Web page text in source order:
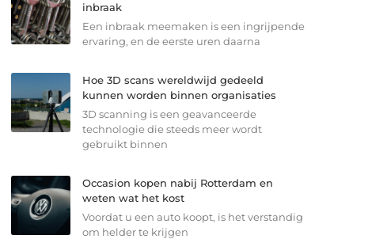
inbraak
Een inbraak meemaken is een ingrijpende
ervaring, en de eerste uren daarna
Hoe 3D scans wereldwijd gedeeld
kunnen worden binnen organisaties
3D scanning is een geavanceerde
technologie die steeds meer wordt
gebruikt binnen
Occasion kopen nabij Rotterdam en
weten wat het kost
Voordat u een auto koopt, is het verstandig
om helder te krijgen